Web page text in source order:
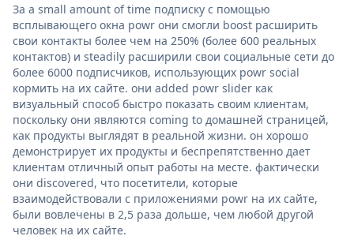
За a small amount of time подписку с помощью
всплывающего окна powr они смогли boost расширить
свои контакты более чем на 250% (более 600 реальных
контактов) и steadily расширили свои социальные сети до
более 6000 подписчиков, использующих powr social
кормить на их сайте. они added powr slider как
визуальный способ быстро показать своим клиентам,
поскольку они являются coming to домашней страницей,
как продукты выглядят в реальной жизни. он хорошо
демонстрирует их продукты и беспрепятственно дает
клиентам отличный опыт работы на месте. фактически
они discovered, что посетители, которые
взаимодействовали с приложениями powr на их сайте,
были вовлечены в 2,5 раза дольше, чем любой другой
человек на их сайте.